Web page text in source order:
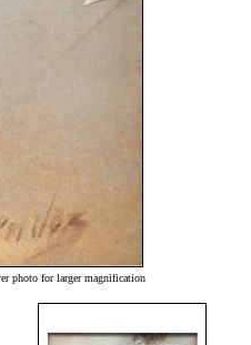
photo for larger magnification